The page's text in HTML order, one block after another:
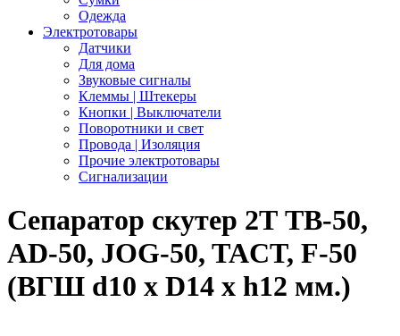
Одежда
Электротовары
Датчики
Для дома
Звуковые сигналы
Клеммы | Штекеры
Кнопки | Выключатели
Поворотники и свет
Провода | Изоляция
Прочие электротовары
Сигнализации
Сепаратор скутер 2Т TB-50,
AD-50, JOG-50, TACT, F-50
(ВГШ d10 x D14 x h12 мм.)